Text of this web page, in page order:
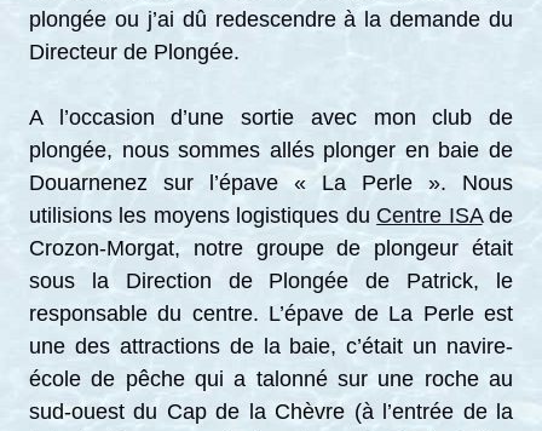
plongée ou j’ai dû redescendre à la demande du
Directeur de Plongée.
A l’occasion d’une sortie avec mon club de
plongée, nous sommes allés plonger en baie de
Douarnenez sur l’épave « La Perle ». Nous
utilisions les moyens logistiques du Centre ISAde
Crozon-Morgat, notre groupe de plongeur était
sous la Direction de Plongée de Patrick, le
responsable du centre. L’épave de La Perle est
une des attractions de la baie, c’était un navire-
école de pêche qui a talonné sur une roche au
sud-ouest du Cap de la Chèvre (à l’entrée de la